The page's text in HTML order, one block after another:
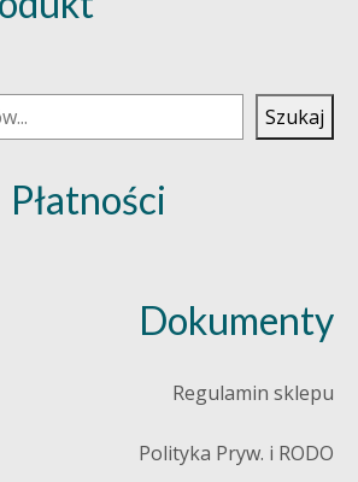
Szukaj
Płatności
Dokumenty
Regulamin sklepu
Polityka Pryw. i RODO